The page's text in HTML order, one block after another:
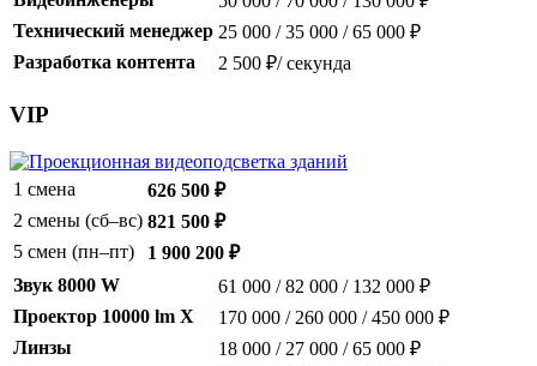
Технический менеджер 25 000 / 35 000 / 65 000 ₽
Разработка контента
2 500 ₽/ секунда
VIP
1 смена
626 500 ₽
2 смены (сб–вс) 821 500 ₽
5 смен (пн–пт)
1 900 200 ₽
Звук 8000 W
61 000 / 82 000 / 132 000 ₽
Проектор 10000 lm X
170 000 / 260 000 / 450 000 ₽
Линзы
18 000 / 27 000 / 65 000 ₽